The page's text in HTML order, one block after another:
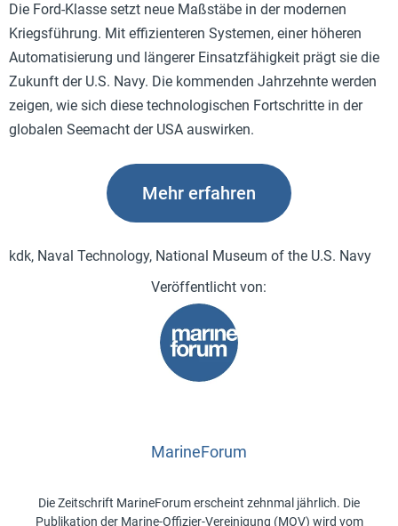
Die Ford-Klasse setzt neue Maßstäbe in der modernen
Kriegsführung. Mit effizienteren Systemen, einer höheren
Automatisierung und längerer Einsatzfähigkeit prägt sie die
Zukunft der U.S. Navy. Die kommenden Jahrzehnte werden
zeigen, wie sich diese technologischen Fortschritte in der
globalen Seemacht der USA auswirken.
Mehr erfahren
kdk, Naval Technology, National Museum of the U.S. Navy
MarineForum
Die Zeitschrift MarineForum erscheint zehnmal jährlich. Die
Publikation der Marine-Offizier-Vereinigung (MOV) wird vom